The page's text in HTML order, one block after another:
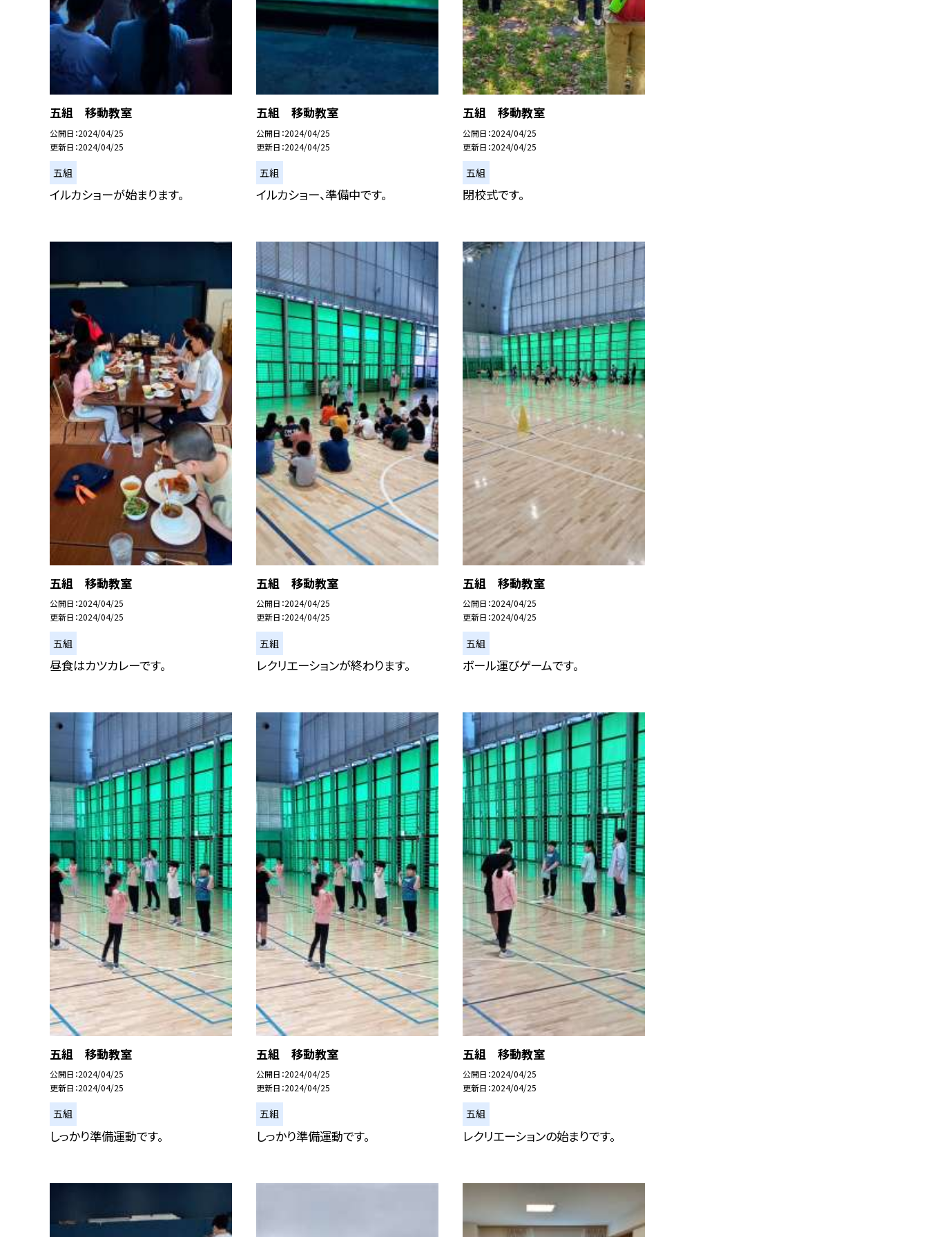
五組 移動教室
公開日 2024/04/25
更新日 2024/04/25
五組
イルカショーが始まります。
五組 移動教室
公開日 2024/04/25
更新日 2024/04/25
五組
イルカショー、準備中です。
五組 移動教室
公開日 2024/04/25
更新日 2024/04/25
五組
閉校式です。
五組 移動教室
公開日 2024/04/25
更新日 2024/04/25
五組
昼食はカツカレーです。
五組 移動教室
公開日 2024/04/25
更新日 2024/04/25
五組
レクリエーションが終わります。
五組 移動教室
公開日 2024/04/25
更新日 2024/04/25
五組
ボール運びゲームです。
五組 移動教室
公開日 2024/04/25
更新日 2024/04/25
五組
しっかり準備運動です。
五組 移動教室
公開日 2024/04/25
更新日 2024/04/25
五組
しっかり準備運動です。
五組 移動教室
公開日 2024/04/25
更新日 2024/04/25
五組
レクリエーションの始まりです。